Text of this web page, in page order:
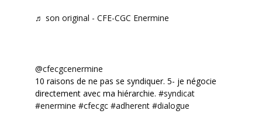
♬ son original - CFE-CGC Enermine
@cfecgcenermine
10 raisons de ne pas se syndiquer. 5- je négocie
directement avec ma hiérarchie. #syndicat
#enermine #cfecgc #adherent #dialogue